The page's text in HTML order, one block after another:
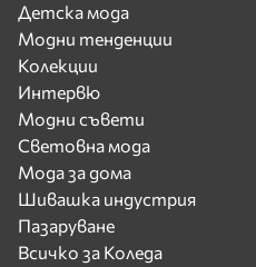
Детска мода
Модни тенденции
Колекции
Интервю
Модни съвети
Световна мода
Мода за дома
Шивашка индустрия
Пазаруване
Всичко за Коледа